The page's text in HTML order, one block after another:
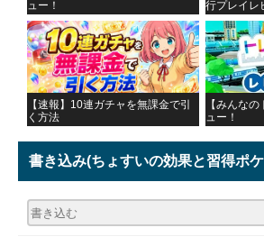
ュー！ 行プレイレ
【速報】10連ガチャを無課金で引
く方法
【みんな
ュー！
書き込み(ちょすいの効果と習得ポ